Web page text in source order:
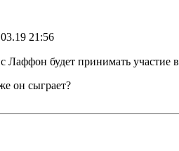
21:56
Лаффон будет принимать участие
он сыграет?